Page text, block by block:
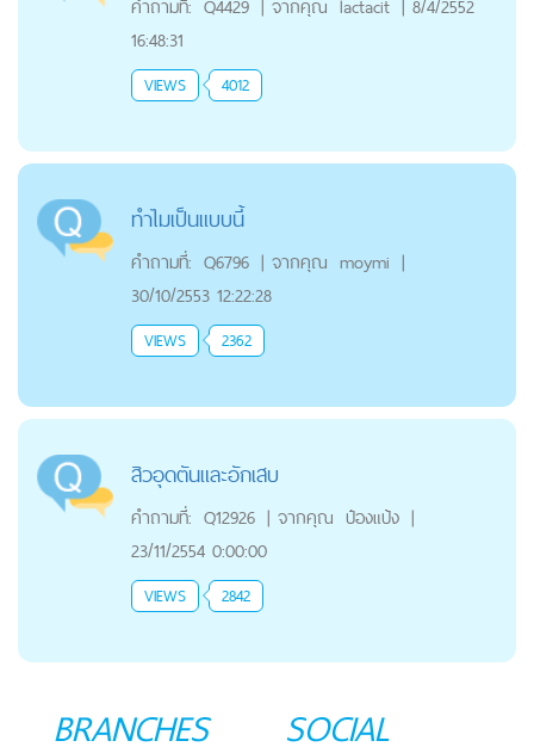
คำถามที่: Q4429 | จากคุณ lactacit | 8/4/2552
16:48:31
VIEWS 4012
ทำไมเป็นแบบนี้
คำถามที่: Q6796 | จากคุณ moymi |
30/10/2553 12:22:28
VIEWS 2362
สิวอุดตันและอักเสบ
คำถามที่: Q12926 | จากคุณ ป๋องแป้ง |
23/11/2554 0:00:00
VIEWS 2842
BRANCHES
SOCIAL